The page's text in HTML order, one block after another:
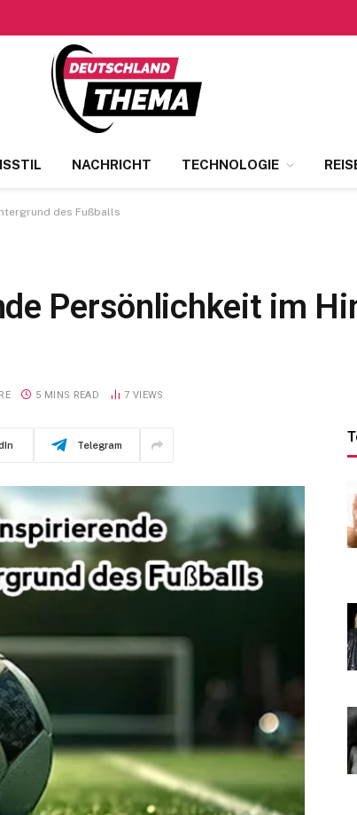
NACHRICHT TECHNOLOGIE
des Fußballs
Persönlichkeit im
5 MINS READ 7 VIEWS
Telegram